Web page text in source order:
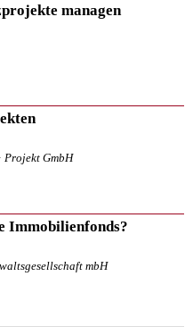
managen
Projekt GmbH
Immobilienfonds?
mbH